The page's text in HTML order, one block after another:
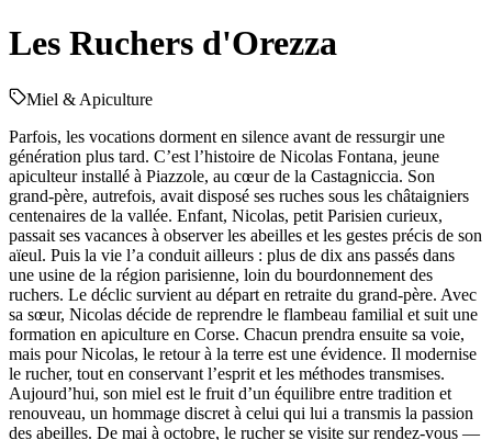
Les Ruchers d'Orezza
Miel & Apiculture
Parfois, les vocations dorment en silence avant de ressurgir une
génération plus tard. C’est l’histoire de Nicolas Fontana, jeune
apiculteur installé à Piazzole, au cœur de la Castagniccia. Son
grand-père, autrefois, avait disposé ses ruches sous les châtaigniers
centenaires de la vallée. Enfant, Nicolas, petit Parisien curieux,
passait ses vacances à observer les abeilles et les gestes précis de son
aïeul. Puis la vie l’a conduit ailleurs : plus de dix ans passés dans
une usine de la région parisienne, loin du bourdonnement des
ruchers. Le déclic survient au départ en retraite du grand-père. Avec
sa sœur, Nicolas décide de reprendre le flambeau familial et suit une
formation en apiculture en Corse. Chacun prendra ensuite sa voie,
mais pour Nicolas, le retour à la terre est une évidence. Il modernise
le rucher, tout en conservant l’esprit et les méthodes transmises.
Aujourd’hui, son miel est le fruit d’un équilibre entre tradition et
renouveau, un hommage discret à celui qui lui a transmis la passion
des abeilles. De mai à octobre, le rucher se visite sur rendez-vous —